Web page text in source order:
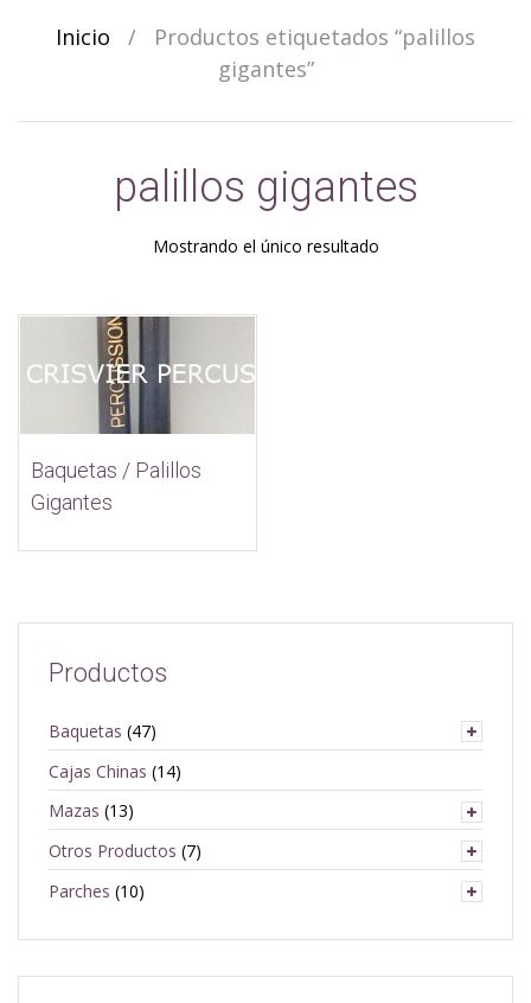
Inicio /
Productos etiquetados “palillos
gigantes”
palillos gigantes
Mostrando el único resultado
Baquetas / Palillos
Gigantes
Productos
Baquetas (47)
Cajas Chinas (14)
Mazas (13)
Otros Productos (7)
Parches (10)